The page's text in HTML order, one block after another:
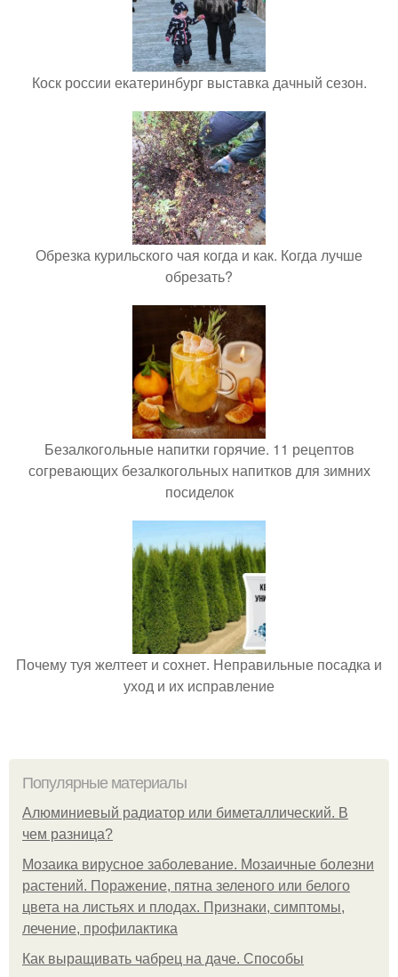
Коск россии екатеринбург выставка дачный сезон.
Обрезка курильского чая когда и как. Когда лучше
обрезать?
Безалкогольные напитки горячие. 11 рецептов
согревающих безалкогольных напитков для зимних
посиделок
Почему туя желтеет и сохнет. Неправильные посадка и
уход и их исправление
Популярные материалы
Алюминиевый радиатор или биметаллический. В
чем разница?
Мозаика вирусное заболевание. Мозаичные болезни
растений. Поражение, пятна зеленого или белого
цвета на листьях и плодах. Признаки, симптомы,
лечение, профилактика
Как выращивать чабрец на даче. Способы